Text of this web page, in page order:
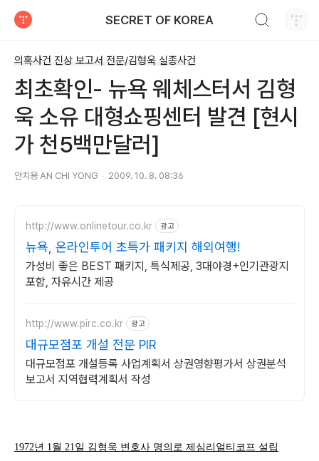
SECRET OF KOREA
의혹사건 진상 보고서 전문/김형욱 실종사건
최초확인- 뉴욕 웨체스터서 김형
욱 소유 대형쇼핑센터 발견 [현시
가 천5백만달러]
안치용 AN CHI YONG 2009. 10. 8. 08:36
http://www.onlinetour.co.kr 광고
뉴욕, 온라인투어 초특가 패키지 해외여행!
가성비 좋은 BEST 패키지, 특식제공, 3대야경+인기관광지
포함, 자유시간 제공
http://www.pirc.co.kr 광고
대규모점포 개설 전문 PIR
대규모점포 개설등록 사업계획서 상권영향평가서 상권분석
보고서 지역협력계획서 작성
1972년 1월 21일 김형욱 변호사 명의로 제심리얼티코프 설립